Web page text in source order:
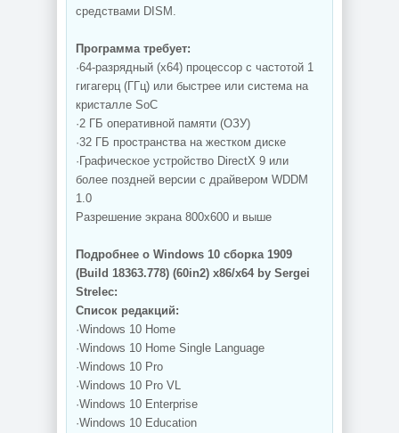
средствами DISM.
Программа требует:
·64-разрядный (x64) процессор с частотой 1
гигагерц (ГГц) или быстрее или система на
кристалле SoC
·2 ГБ оперативной памяти (ОЗУ)
·32 ГБ пространства на жестком диске
·Графическое устройство DirectX 9 или
более поздней версии с драйвером WDDM
1.0
Разрешение экрана 800x600 и выше
Подробнее о Windows 10 сборка 1909
(Build 18363.778) (60in2) x86/x64 by Sergei
Strelec:
Список редакций:
·Windows 10 Home
·Windows 10 Home Single Language
·Windows 10 Pro
·Windows 10 Pro VL
·Windows 10 Enterprise
·Windows 10 Education